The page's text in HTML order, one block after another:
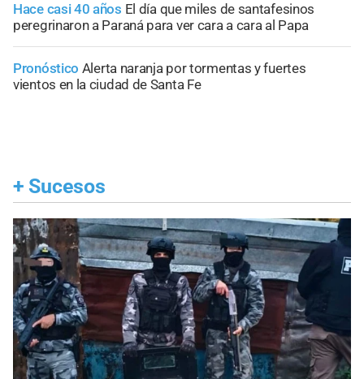
Hace casi 40 años El día que miles de santafesinos
peregrinaron a Paraná para ver cara a cara al Papa
Pronóstico Alerta naranja por tormentas y fuertes
vientos en la ciudad de Santa Fe
+ Sucesos